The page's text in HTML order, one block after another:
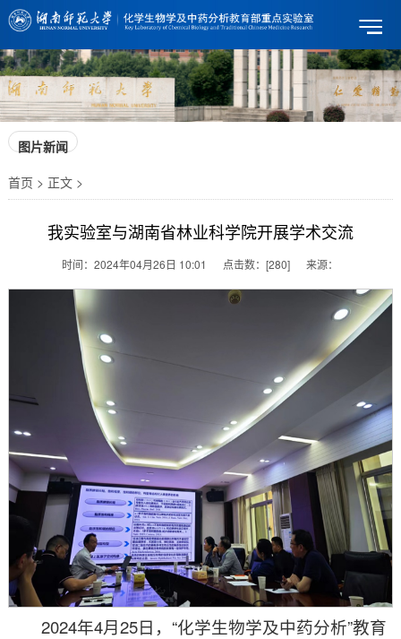
图片新闻
首页 > 正文 >
我实验室与湖南省林业科学院开展学术交流
时间：2024年04月26日 10:01 点击数：[280] 来源：
2024年4月25日，“化学生物学及中药分析”教育